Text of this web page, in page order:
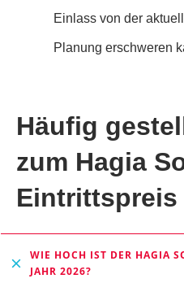
Einlass von der
Planung erschweren
Häufig
zum Hagia
Eintrittspreis
WIE HOCH IST DER HAGIA
JAHR 2026?